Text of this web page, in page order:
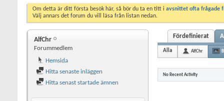
Om detta är ditt första besök här, så bör du ta en titt i avsnittet ofta frågade
Välj annars det forum du vill läsa från listan nedan.
AlfChr
Forummedlem
Hemsida
Hitta senaste inläggen
Hitta senast startade ämnen
Fördefinierat
Alla AlfChr
No Recent Activity